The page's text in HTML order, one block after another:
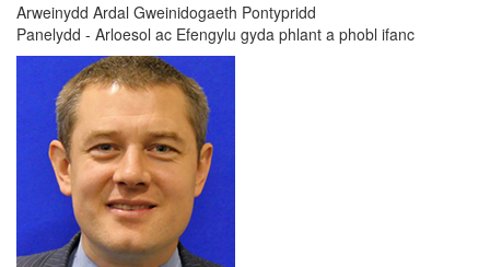
Arweinydd Ardal Gweinidogaeth Pontypridd
Panelydd - Arloesol ac Efengylu gyda phlant a phobl ifanc